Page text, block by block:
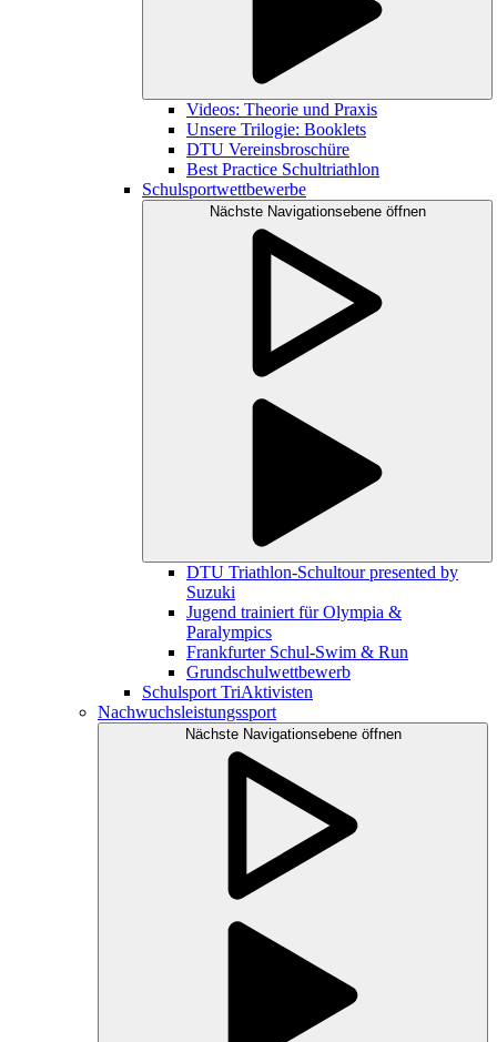
Videos: Theorie und Praxis
Unsere Trilogie: Booklets
DTU Vereinsbroschüre
Best Practice Schultriathlon
Schulsportwettbewerbe
Nächste Navigationsebene öffnen
DTU Triathlon-Schultour presented by
Suzuki
Jugend trainiert für Olympia &
Paralympics
Frankfurter Schul-Swim & Run
Grundschulwettbewerb
Schulsport TriAktivisten
Nachwuchsleistungssport
Nächste Navigationsebene öffnen